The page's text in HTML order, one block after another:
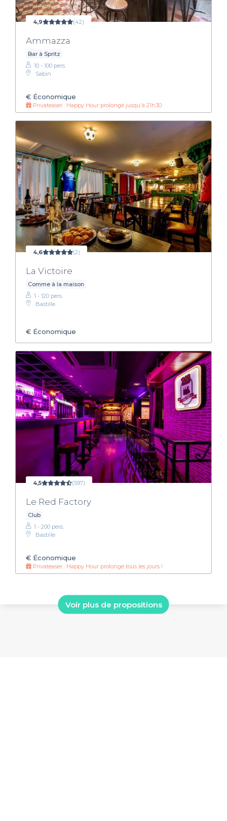
4,9 (42)
Ammazza
Bar à Spritz
10 - 100 pers.
Sabin
€ Économique
Privateaser : Happy Hour prolongé jusqu'à 21h30
4,6 (2)
La Victoire
Comme à la maison
1 - 120 pers.
Bastille
€ Économique
4,5 (597)
Le Red Factory
Club
1 - 200 pers.
Bastille
€ Économique
Privateaser : Happy Hour prolongé tous les jours !
Voir plus de propositions